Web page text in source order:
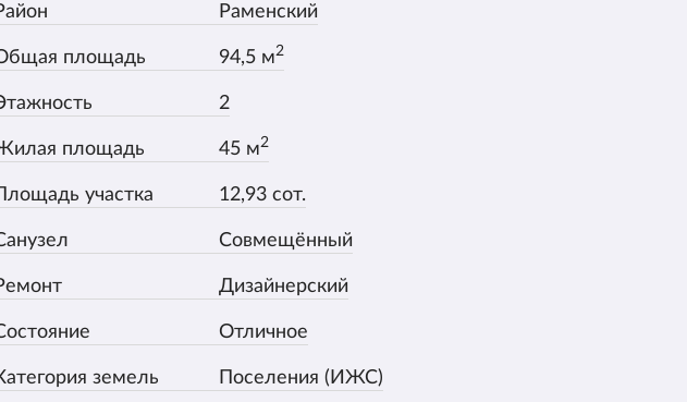
Раменский
площадь 94,5 м2
2
площадь 45 м2
участка 12,93 сот.
Совмещённый
Дизайнерский
Отличное
земель Поселения (ИЖС)